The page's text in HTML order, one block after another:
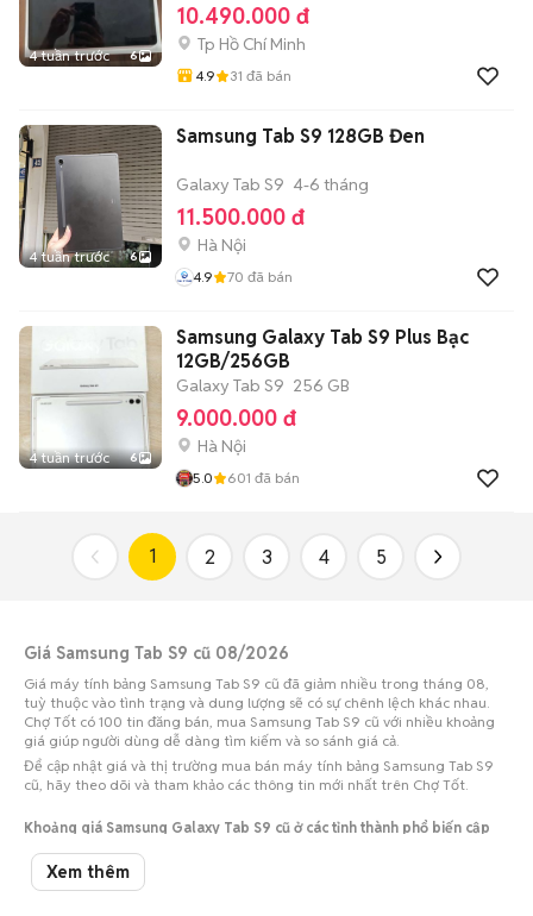
4 tuần trước 6
10.490.000 đ
Tp Hồ Chí Minh
4.9 31 đã bán
4 tuần trước 6
Samsung Tab S9 128GB Đen
Galaxy Tab S9 4-6 tháng
11.500.000 đ
Hà Nội
4.9 70 đã bán
4 tuần trước 6
Samsung Galaxy Tab S9 Plus Bạc
12GB/256GB
Galaxy Tab S9 256 GB
9.000.000 đ
Hà Nội
5.0 601 đã bán
1 2 3 4 5
Giá Samsung Tab S9 cũ 08/2026
Giá máy tính bảng Samsung Tab S9 cũ đã giảm nhiều trong tháng 08,
tuỳ thuộc vào tình trạng và dung lượng sẽ có sự chênh lệch khác nhau.
Chợ Tốt có 100 tin đăng bán, mua Samsung Tab S9 cũ với nhiều khoảng
giá giúp người dùng dễ dàng tìm kiếm và so sánh giá cả.
Để cập nhật giá và thị trường mua bán máy tính bảng Samsung Tab S9
cũ, hãy theo dõi và tham khảo các thông tin mới nhất trên Chợ Tốt.
Khoảng giá Samsung Galaxy Tab S9 cũ ở các tỉnh thành phổ biến cập
Xem thêm